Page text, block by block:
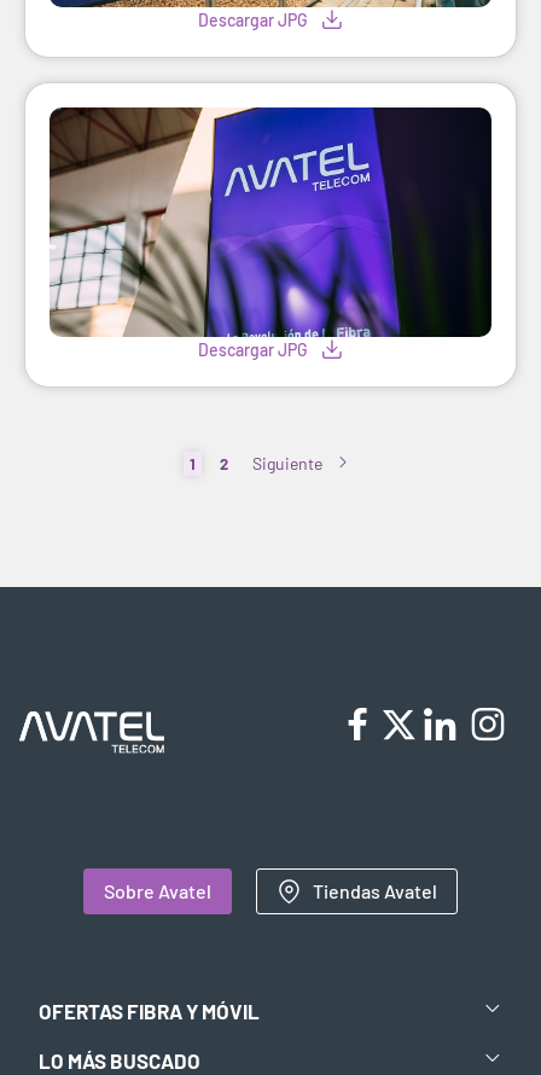
Descargar JPG
Descargar JPG
1 2 Siguiente
Sobre Avatel Tiendas Avatel
OFERTAS FIBRA Y MÓVIL
LO MÁS BUSCADO